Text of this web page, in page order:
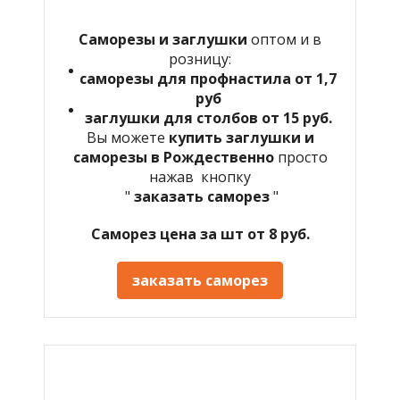
Саморезы и заглушки оптом и в
розницу:
саморезы для профнастила от 1,7
руб
заглушки для столбов от 15 руб.
Вы можете купить заглушки и
саморезы в Рождественно просто
нажав кнопку
" заказать саморез"
Саморез цена за шт от 8 руб.
заказать саморез